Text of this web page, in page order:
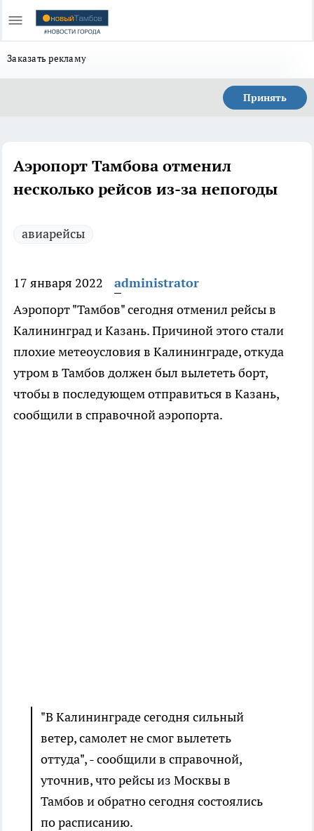
Заказать рекламу
Принять
Аэропорт Тамбова отменил
несколько рейсов из-за непогоды
авиарейсы
17 января 2022
administrator
Аэропорт "Тамбов" сегодня отменил рейсы в
Калининград и Казань. Причиной этого стали
плохие метеоусловия в Калининграде, откуда
утром в Тамбов должен был вылететь борт,
чтобы в последующем отправиться в Казань,
сообщили в справочной аэропорта.
"В Калининграде сегодня сильный
ветер, самолет не смог вылететь
оттуда", - сообщили в справочной,
уточнив, что рейсы из Москвы в
Тамбов и обратно сегодня состоялись
по расписанию.